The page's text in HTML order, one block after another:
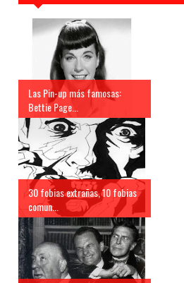
Las Pin-up más famosas:
Bettie Page...
30 fobias extrañas, 10 fobias
comun...